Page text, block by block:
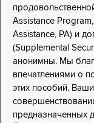
Assistance
Assistance, PA) и
(Supplemental
анонимны. Мы
впечатлениями о
этих пособий.
предназначенных